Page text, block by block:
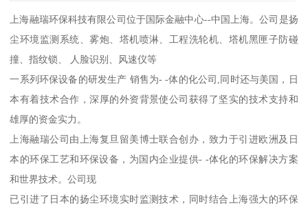
上海融瑞环保科技有限公司位于国际金融中心--中国上海。公司是扬
尘环境监测系统、雾炮、塔机喷淋、工程洗轮机、塔机黑匣子防碰
撞、指纹锁、 人脸识别、风速仪等
一系列环保设备的研发生产 销售为- -体的化公司,同时还与美国，日
本有着技术合作，深厚的外资背景使公司获得了坚实的技术支持和
雄厚的资金实力。
上海融瑞公司由上海复旦留美博士联合创办，致力于引进欧洲及日
本的环保工艺和环保设备，为国内企业提供- -体化的环保解决方案
和世界技术。公司现
已引进了日本的扬尘环境实时监测技术，同时结合上海强大的环保